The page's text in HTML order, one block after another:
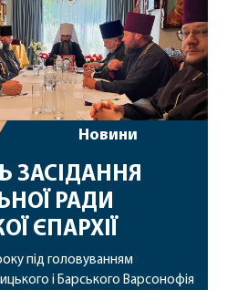
[…]
Новини
ЗАСІДАННЯ
РАДИ
ЄПАРХІЇ
під головуванням
і Барського Варсонофія